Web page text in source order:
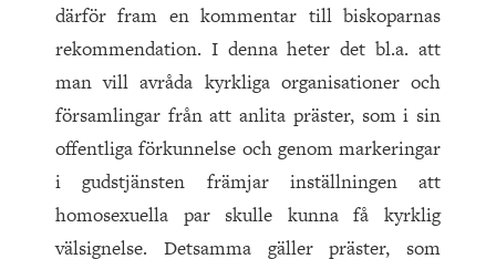
därför fram en kommentar till biskoparnas
rekommendation. I denna heter det bl.a. att
man vill avråda kyrkliga organisationer och
församlingar från att anlita präster, som i sin
offentliga förkunnelse och genom markeringar
i gudstjänsten främjar inställningen att
homosexuella par skulle kunna få kyrklig
välsignelse. Detsamma gäller präster, som